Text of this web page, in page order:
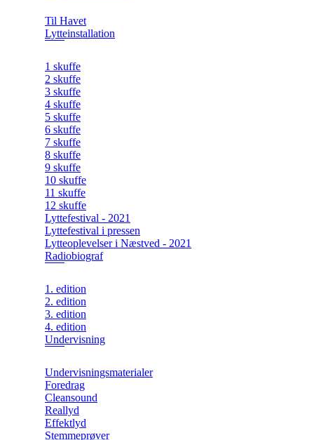
Til Havet
Lytteinstallation
1 skuffe
2 skuffe
3 skuffe
4 skuffe
5 skuffe
6 skuffe
7 skuffe
8 skuffe
9 skuffe
10 skuffe
11 skuffe
12 skuffe
Lyttefestival - 2021
Lyttefestival i pressen
Lytteoplevelser i Næstved - 2021
Radiobiograf
1. edition
2. edition
3. edition
4. edition
Undervisning
Undervisningsmaterialer
Foredrag
Cleansound
Reallyd
Effektlyd
Stemmeprøver